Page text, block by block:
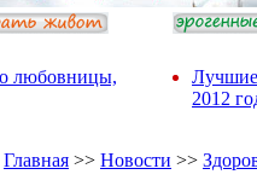
любовницы,
Лучшие
2012
Главная >> Новости >>